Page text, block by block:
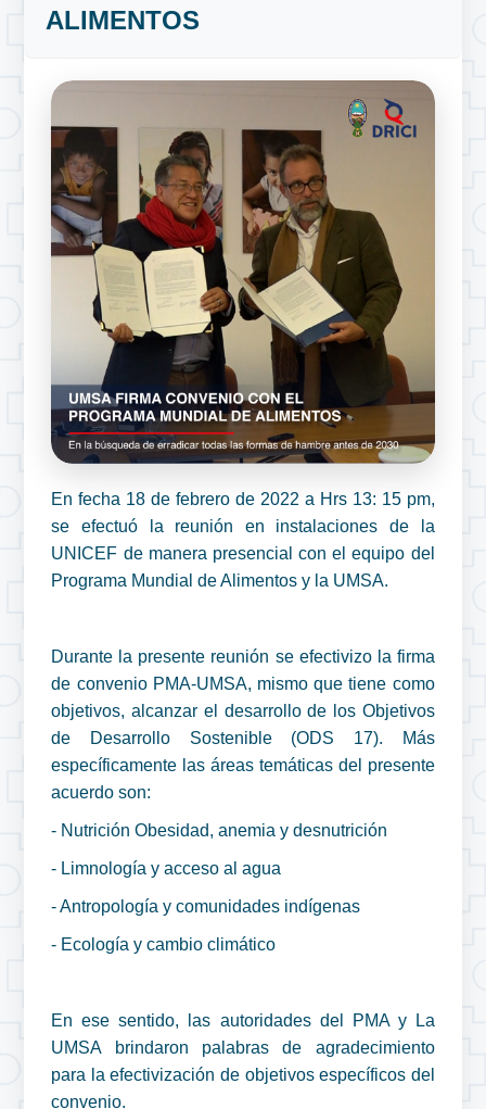
ALIMENTOS
En fecha 18 de febrero de 2022 a Hrs 13: 15 pm,
se efectuó la reunión en instalaciones de la
UNICEF de manera presencial con el equipo del
Programa Mundial de Alimentos y la UMSA.
Durante la presente reunión se efectivizo la firma
de convenio PMA-UMSA, mismo que tiene como
objetivos, alcanzar el desarrollo de los Objetivos
de Desarrollo Sostenible (ODS 17). Más
específicamente las áreas temáticas del presente
acuerdo son:
- Nutrición Obesidad, anemia y desnutrición
- Limnología y acceso al agua
- Antropología y comunidades indígenas
- Ecología y cambio climático
En ese sentido, las autoridades del PMA y La
UMSA brindaron palabras de agradecimiento
para la efectivización de objetivos específicos del
convenio.